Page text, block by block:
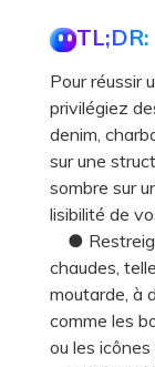
TL;DR:
Pour réussir
privilégiez
denim,
sur une
sombre sur
lisibilité de
●
chaudes,
moutarde, à
comme les
ou les